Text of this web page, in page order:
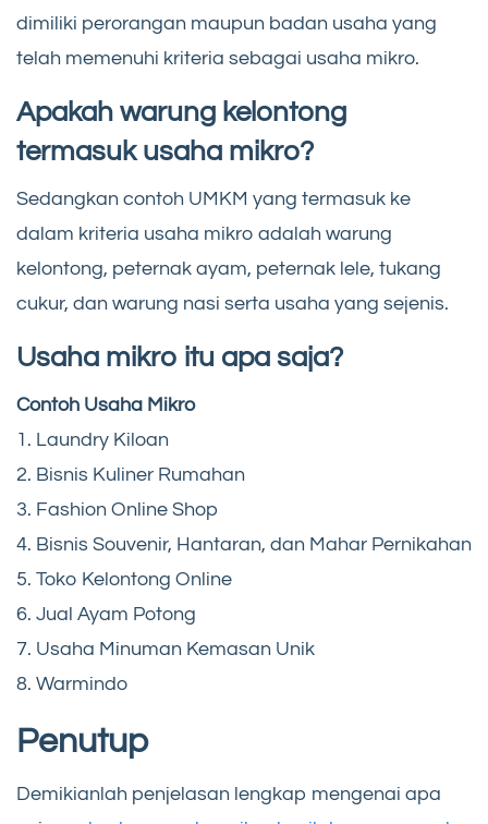
dimiliki perorangan maupun badan usaha yang
telah memenuhi kriteria sebagai usaha mikro.
Apakah warung kelontong
termasuk usaha mikro?
Sedangkan contoh UMKM yang termasuk ke
dalam kriteria usaha mikro adalah warung
kelontong, peternak ayam, peternak lele, tukang
cukur, dan warung nasi serta usaha yang sejenis.
Usaha mikro itu apa saja?
Contoh Usaha Mikro
1. Laundry Kiloan
2. Bisnis Kuliner Rumahan
3. Fashion Online Shop
4. Bisnis Souvenir, Hantaran, dan Mahar Pernikahan
5. Toko Kelontong Online
6. Jual Ayam Potong
7. Usaha Minuman Kemasan Unik
8. Warmindo
Penutup
Demikianlah penjelasan lengkap mengenai apa